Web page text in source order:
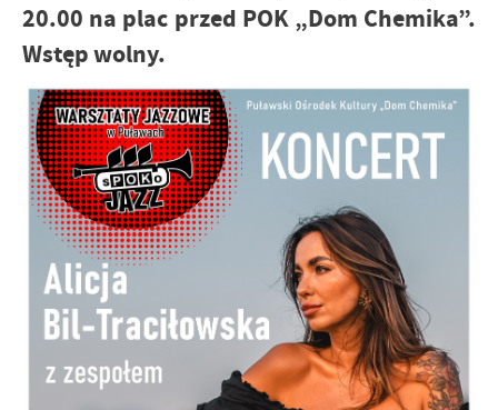
20.00 na plac przed POK „Dom Chemika”.
Wstęp wolny.